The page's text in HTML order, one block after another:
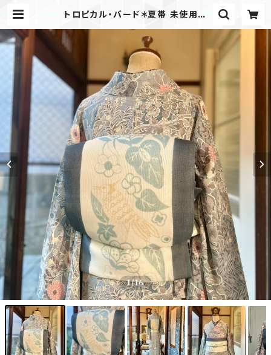
トロピカル・バード＊夏帯 未使用品
ブルーグレー 洒落袋帯 B671 | kim
ono tento
1/16